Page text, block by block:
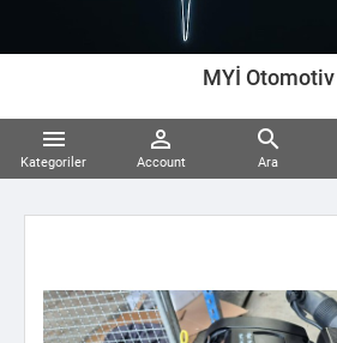
MYİ Otomotiv

Kategoriler

Account

Ara